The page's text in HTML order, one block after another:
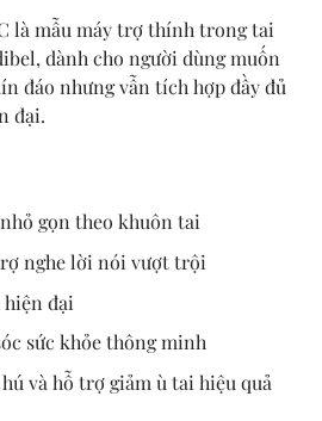
là mẫu máy trợ thính trong tai
dành cho người dùng muốn
đáo nhưng vẫn tích hợp đầy đủ
đại.
gọn theo khuôn tai
nghe lời nói vượt trội
đại
sức khỏe thông minh
và hỗ trợ giảm ù tai hiệu quả